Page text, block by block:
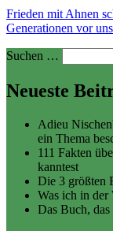
Frieden mit Ahnen
Generationen vor uns
Suchen …
Neueste
Adieu
ein Thema
111 Fakten
kanntest
Die 3 größten
Was ich in der
Das Buch,